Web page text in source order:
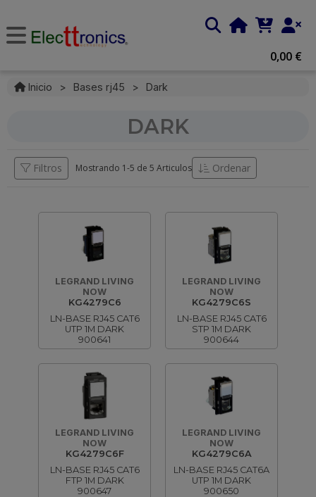
0,00 €
Inicio > Bases rj45 > Dark
DARK
Filtros Mostrando 1-5 de 5 Articulos Ordenar
LEGRAND LIVING
NOW
KG4279C6
LN-BASE RJ45 CAT6
UTP 1M DARK
900641
LEGRAND LIVING
NOW
KG4279C6S
LN-BASE RJ45 CAT6
STP 1M DARK
900644
LEGRAND LIVING
NOW
KG4279C6F
LN-BASE RJ45 CAT6
FTP 1M DARK
900647
LEGRAND LIVING
NOW
KG4279C6A
LN-BASE RJ45 CAT6A
UTP 1M DARK
900650